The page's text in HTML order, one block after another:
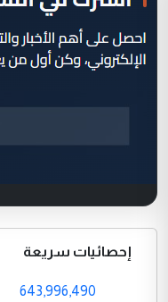
إحصائيات سريعة
643,996,490